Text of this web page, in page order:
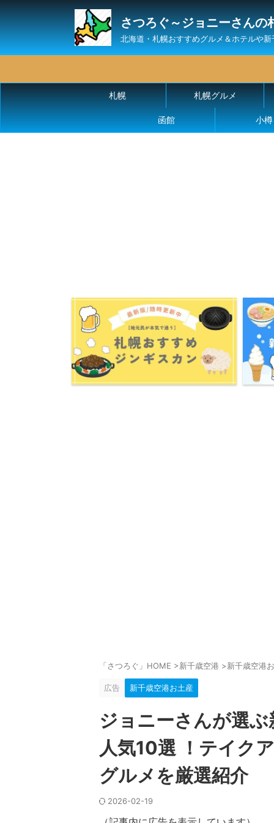
さつろぐ～ジョニーさんの
北海道・札幌おすすめグルメ＆ホテルや
札幌 札幌グルメ
函館 小樽
「さつろぐ」HOME >新千歳空港 >新千歳空港
広告 新千歳空港お土産
ジョニーさんが選
人気10選 ！テイク
グルメを厳選紹介
2026-02-19